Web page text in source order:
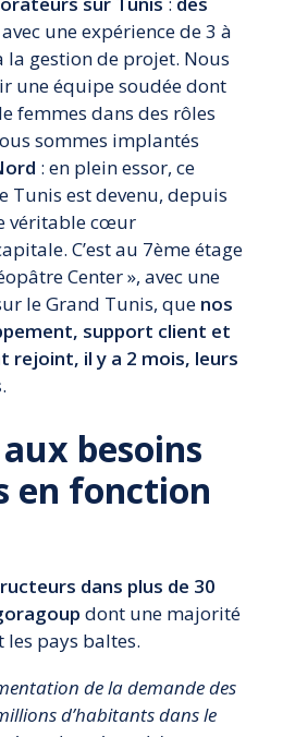
avec une expérience de 3 à
la gestion de projet. Nous
une équipe soudée dont
femmes dans des rôles
sommes implantés
: en plein essor, ce
Tunis est devenu, depuis
véritable cœur
C’est au 7ème étage
Center », avec une
le Grand Tunis, que nos
support client et
rejoint, il y a 2 mois, leurs
.
besoins
en fonction
dans plus de 30
dont une majorité
les pays baltes.
de la demande des
d’habitants dans le